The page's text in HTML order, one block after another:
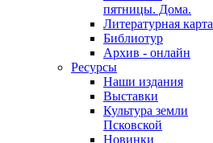
пятницы. Дома.
Литературная карта
Библиотур
Архив - онлайн
Ресурсы
Наши издания
Выставки
Культура земли
Псковской
Новинки